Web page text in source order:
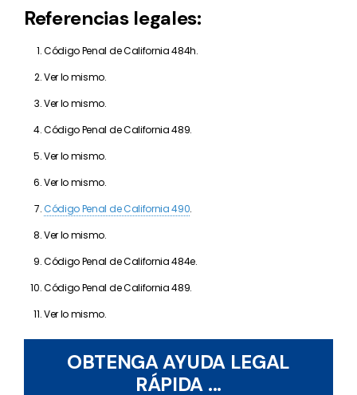
Referencias legales:
Código Penal de California 484h.
Ver lo mismo.
Ver lo mismo.
Código Penal de California 489.
Ver lo mismo.
Ver lo mismo.
Código Penal de California 490.
Ver lo mismo.
Código Penal de California 484e.
Código Penal de California 489.
Ver lo mismo.
OBTENGA AYUDA LEGAL
RÁPIDA ...